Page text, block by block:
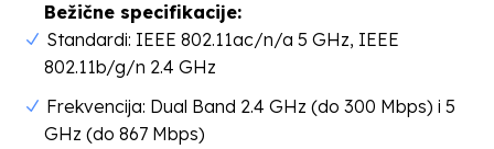
Bežične specifikacije:
Standardi: IEEE 802.11ac/n/a 5 GHz, IEEE
802.11b/g/n 2.4 GHz
Frekvencija: Dual Band 2.4 GHz (do 300 Mbps) i 5
GHz (do 867 Mbps)